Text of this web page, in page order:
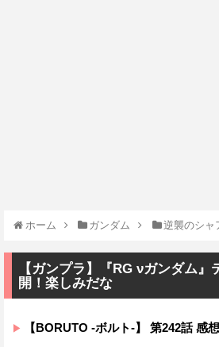
ホーム ガンダム 逆襲のシャ
【ガンプラ】『RG νガンダム
開！楽しみだな
【BORUTO -ボルト-】 第242話 感想 何だ